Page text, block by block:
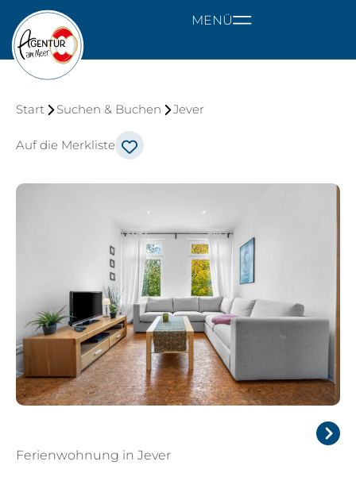
MENÜ
Start Suchen & Buchen Jever
Auf die Merkliste
Ferienwohnung in Jever